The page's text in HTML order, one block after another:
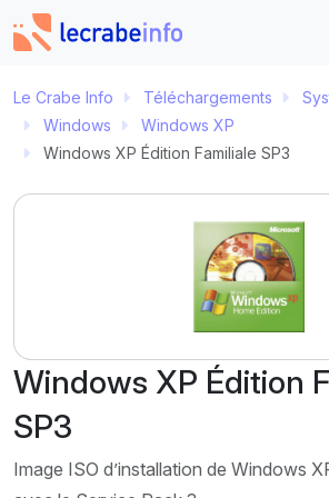
Le Crabe Info Téléchargements
Windows
Windows XP
Windows XP Édition Familiale SP3
Windows XP Édition
SP3
Image ISO d’installation de Windows